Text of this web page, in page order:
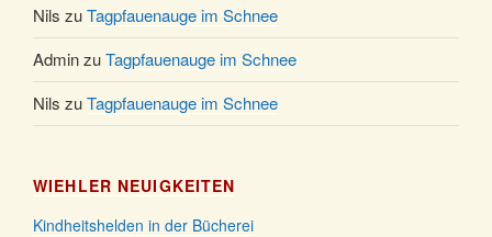
Nils zuTagpfauenauge im Schnee
AdminzuTagpfauenauge im Schnee
Nils zuTagpfauenauge im Schnee
WIEHLER NEUIGKEITEN
Kindheitshelden in der Bücherei